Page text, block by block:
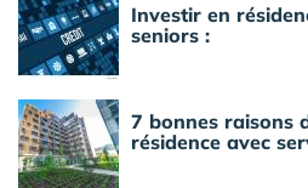
Investir en
seniors :
7 bonnes raisons
résidence avec